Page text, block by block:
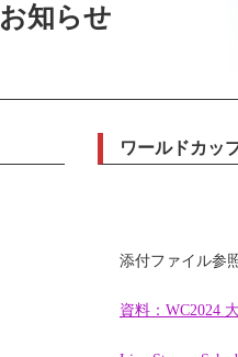
お知らせ
ワールドカッ
添付ファイル参
資料：WC2024